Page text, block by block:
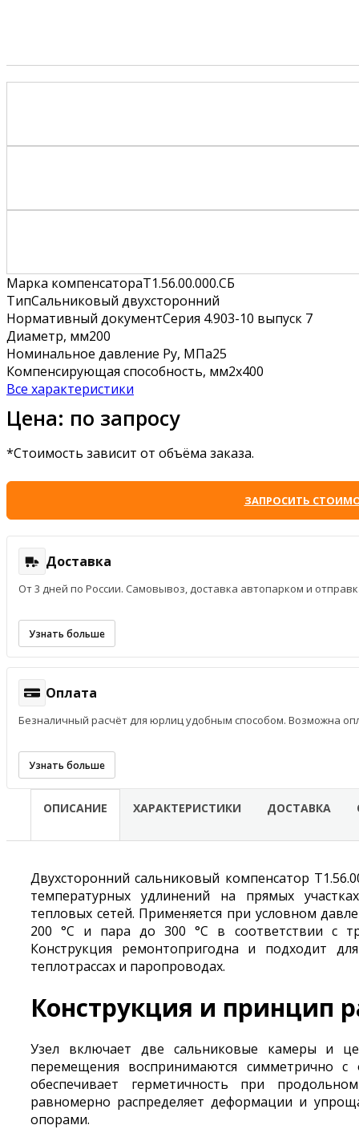
Марка компенсатораТ1.56.00.000.СБ
ТипСальниковый двухсторонний
Нормативный документСерия 4.903-10 выпуск 7
Диаметр, мм200
Номинальное давление Ру, МПа25
Компенсирующая способность, мм2x400
Все характеристики
Цена: по запросу
*Стоимость зависит от объёма заказа.
ЗАПРОСИТЬ
Доставка
От 3 дней по России. Самовывоз, доставка автопарком и
Узнать больше
Оплата
Безналичный расчёт для юрлиц удобным способом. Возможна
Узнать больше
ОПИСАНИЕ ХАРАКТЕРИСТИКИ ДОСТАВКА
Двухсторонний сальниковый компенсатор
температурных удлинений на прямых
тепловых сетей. Применяется при условном
200 °С и пара до 300 °С в соответствии с
Конструкция ремонтопригодна и подходит
теплотрассах и паропроводах.
Конструкция и принцип
Узел включает две сальниковые камеры и
перемещения воспринимаются симметрично с
обеспечивает герметичность при
равномерно распределяет деформации и
опорами.